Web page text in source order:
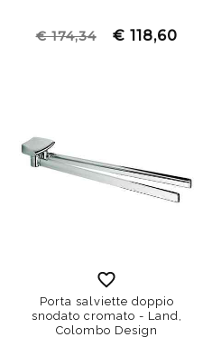
€ 174,34 € 118,60
Porta salviette doppio
snodato cromato - Land,
Colombo Design